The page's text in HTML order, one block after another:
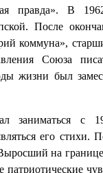
правда». В
После
коммуна»,
Союза
жизни был
заниматься
его стихи.
на